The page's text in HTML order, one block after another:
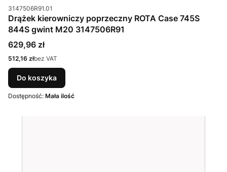
Kod produktu
3147506R91.01
Drążek kierowniczy poprzeczny ROTA Case 745S
844S gwint M20 3147506R91
Cena
629,96 zł
Cena
512,16 złbez VAT
Do koszyka
Dostępność: Mała ilość